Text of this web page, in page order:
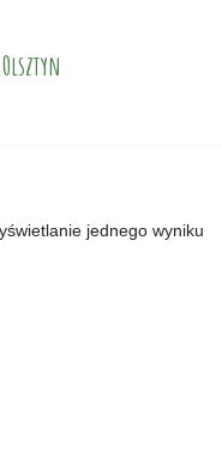
jednego wyniku